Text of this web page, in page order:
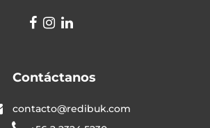
Contáctanos
contacto@redibuk.com